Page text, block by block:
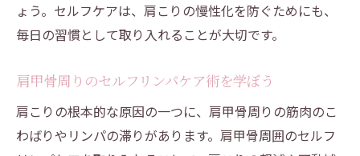
ょう。セルフケアは、肩こりの慢性化を防ぐためにも、
毎日の習慣として取り入れることが大切です。
肩甲骨周りのセルフリンパケア術を学ぼう
肩こりの根本的な原因の一つに、肩甲骨周りの筋肉のこ
わばりやリンパの滞りがあります。肩甲骨周囲のセルフ